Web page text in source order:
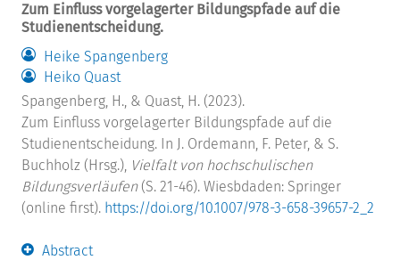
Zum Einfluss vorgelagerter Bildungspfade auf die
Studienentscheidung.
Heike Spangenberg
Heiko Quast
Spangenberg, H., & Quast, H. (2023).
Zum Einfluss vorgelagerter Bildungspfade auf die
Studienentscheidung. In J. Ordemann, F. Peter, & S.
Buchholz (Hrsg.), Vielfalt von hochschulischen
Bildungsverläufen(S. 21-46). Wiesbdaden: Springer
(online first). https://doi.org/10.1007/978-3-658-39657-2_2
Abstract